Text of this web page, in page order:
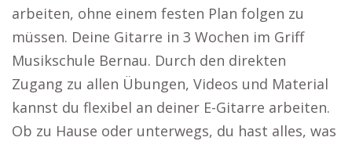
arbeiten, ohne einem festen Plan folgen zu
müssen. Deine Gitarre in 3 Wochen im Griff
Musikschule Bernau. Durch den direkten
Zugang zu allen Übungen, Videos und Material
kannst du flexibel an deiner E-Gitarre arbeiten.
Ob zu Hause oder unterwegs, du hast alles, was